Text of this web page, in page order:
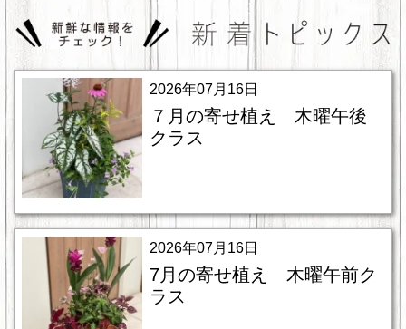
2026年07月16日
７月の寄せ植え 木曜午後
クラス
2026年07月16日
7月の寄せ植え 木曜午前ク
ラス